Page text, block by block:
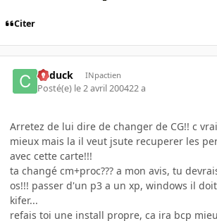
Citer
Cyduck INpactien
Posté(e) le 2 avril 200422 a
Arretez de lui dire de changer de CG!! c
mieux mais la il veut jsute recuperer les
avec cette carte!!!
ta changé cm+proc??? a mon avis, tu
os!!! passer d'un p3 a un xp, windows il
kifer...
refais toi une install propre, ca ira bcp